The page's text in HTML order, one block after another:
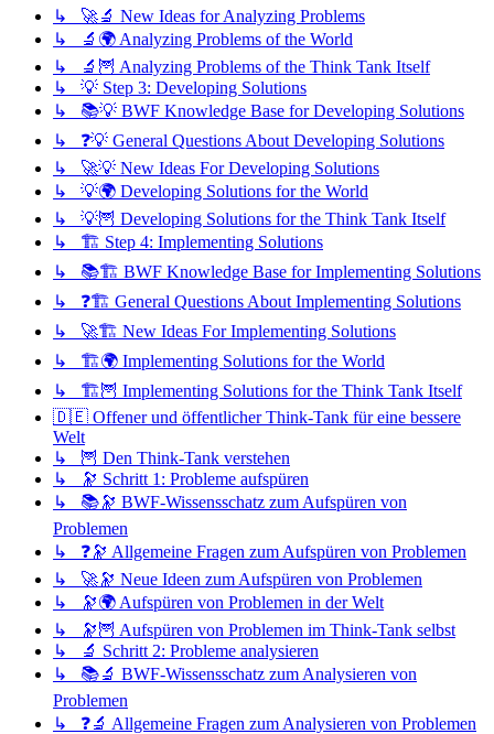
↳ 🚀🔬 New Ideas for Analyzing Problems
↳ 🔬🌍 Analyzing Problems of the World
↳ 🔬🦉 Analyzing Problems of the Think Tank Itself
↳ 💡 Step 3: Developing Solutions
↳ 📚💡 BWF Knowledge Base for Developing Solutions
↳ ❓💡 General Questions About Developing Solutions
↳ 🚀💡 New Ideas For Developing Solutions
↳ 💡🌍 Developing Solutions for the World
↳ 💡🦉 Developing Solutions for the Think Tank Itself
↳ 🏗️ Step 4: Implementing Solutions
↳ 📚🏗️ BWF Knowledge Base for Implementing Solutions
↳ ❓🏗️ General Questions About Implementing Solutions
↳ 🚀🏗️ New Ideas For Implementing Solutions
↳ 🏗️🌍 Implementing Solutions for the World
↳ 🏗️🦉 Implementing Solutions for the Think Tank Itself
🇩🇪 Offener und öffentlicher Think-Tank für eine bessere
Welt
↳ 🦉 Den Think-Tank verstehen
↳ 🔭 Schritt 1: Probleme aufspüren
↳ 📚🔭 BWF-Wissensschatz zum Aufspüren von
Problemen
↳ ❓🔭 Allgemeine Fragen zum Aufspüren von Problemen
↳ 🚀🔭 Neue Ideen zum Aufspüren von Problemen
↳ 🔭🌍 Aufspüren von Problemen in der Welt
↳ 🔭🦉 Aufspüren von Problemen im Think-Tank selbst
↳ 🔬 Schritt 2: Probleme analysieren
↳ 📚🔬 BWF-Wissensschatz zum Analysieren von
Problemen
↳ ❓🔬 Allgemeine Fragen zum Analysieren von Problemen